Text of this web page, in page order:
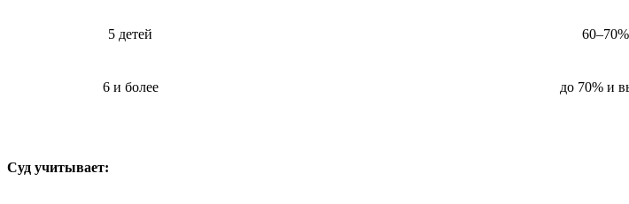
5 детей 60–70%
6 и более до 70% и
Суд учитывает: